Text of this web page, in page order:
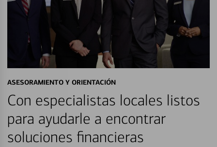
ASESORAMIENTO Y ORIENTACIÓN
Con especialistas locales listos
para ayudarle a encontrar
soluciones financieras